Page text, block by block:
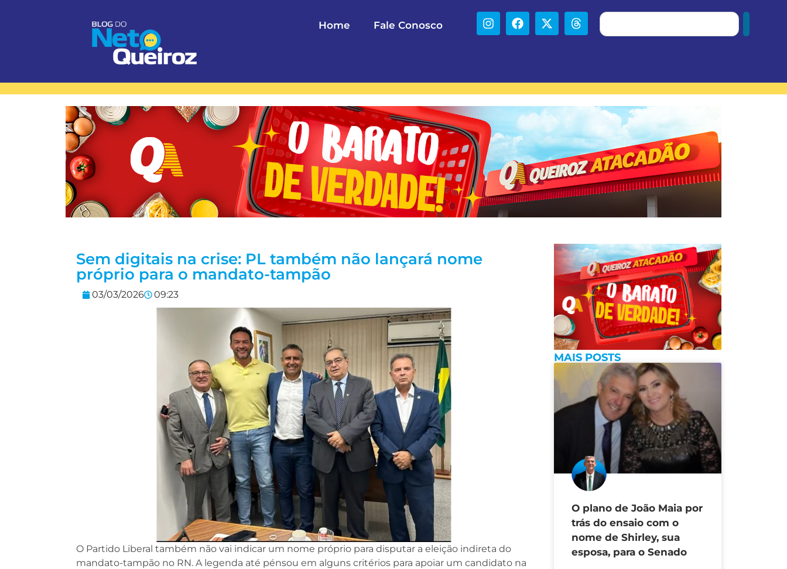
Home Fale Conosco
Sem digitais na crise: PL também não lançará nome
próprio para o mandato-tampão
03/03/2026 09:23
O Partido Liberal também não vai indicar um nome próprio para disputar a eleição indireta do
mandato-tampão no RN. A legenda até pénsou em alguns critérios para apoiar um candidato na
MAIS POSTS
O plano de João Maia por
trás do ensaio com o
nome de Shirley, sua
esposa, para o Senado